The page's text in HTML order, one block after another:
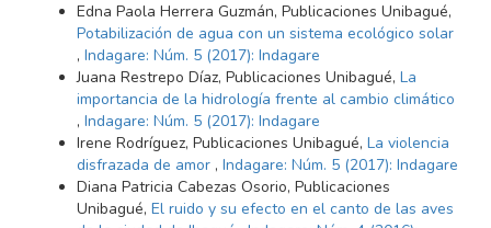
Edna Paola Herrera Guzmán, Publicaciones Unibagué,
Potabilización de agua con un sistema ecológico solar
, Indagare: Núm. 5 (2017): Indagare
Juana Restrepo Díaz, Publicaciones Unibagué, La
importancia de la hidrología frente al cambio climático
, Indagare: Núm. 5 (2017): Indagare
Irene Rodríguez, Publicaciones Unibagué, La violencia
disfrazada de amor , Indagare: Núm. 5 (2017): Indagare
Diana Patricia Cabezas Osorio, Publicaciones
Unibagué, El ruido y su efecto en el canto de las aves